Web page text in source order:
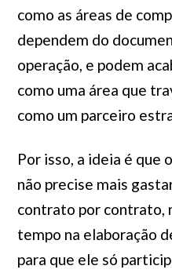
como as áreas de
dependem do
operação, e podem
como uma área que
como um parceiro
Por isso, a ideia é que
não precise mais
contrato por contrato,
tempo na elaboração
para que ele só